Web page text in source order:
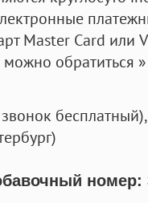
Master Card или
обратиться
бесплатный),
номер: